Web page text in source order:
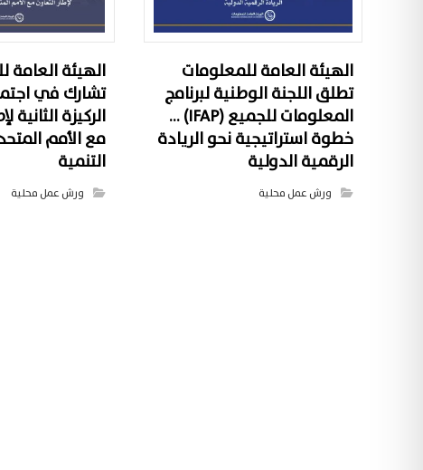
الهيئة العامة للمعلومات
تطلق اللجنة الوطنية لبرنامج
المعلومات للجميع (IFAP) …
خطوة استراتيجية نحو الريادة
الرقمية الدولية
ورش عمل محلية
الهيئة العامة
تشارك في
الركيزة الثانية
مع الأمم
التنمية
ورش عمل محلية